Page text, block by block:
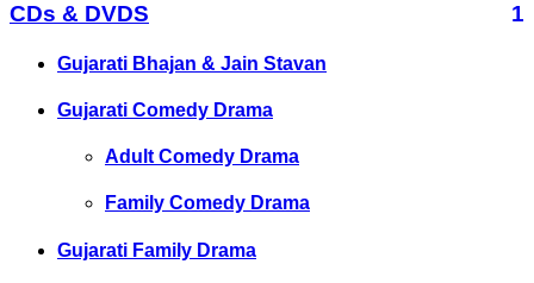
CDs & DVDS 1
Gujarati Bhajan & Jain Stavan
Gujarati Comedy Drama
Adult Comedy Drama
Family Comedy Drama
Gujarati Family Drama